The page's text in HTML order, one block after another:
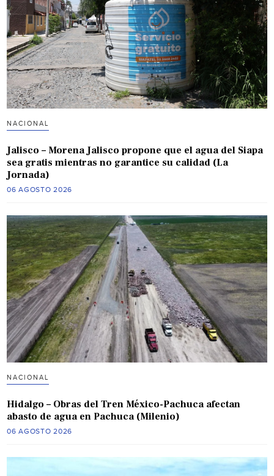
NACIONAL
Jalisco – Morena Jalisco propone que el agua del Siapa
sea gratis mientras no garantice su calidad (La
Jornada)
06 AGOSTO 2026
NACIONAL
Hidalgo – Obras del Tren México-Pachuca afectan
abasto de agua en Pachuca (Milenio)
06 AGOSTO 2026